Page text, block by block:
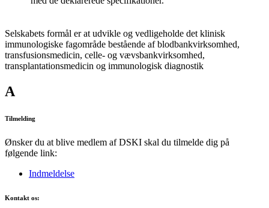
Selskabets formål er at udvikle og vedligeholde det klinisk
immunologiske fagområde bestående af blodbankvirksomhed,
transfusionsmedicin, celle- og vævsbankvirksomhed,
transplantationsmedicin og immunologisk diagnostik
A
Tilmelding
Ønsker du at blive medlem af DSKI skal du tilmelde dig på
følgende link:
Indmeldelse
Kontakt os: